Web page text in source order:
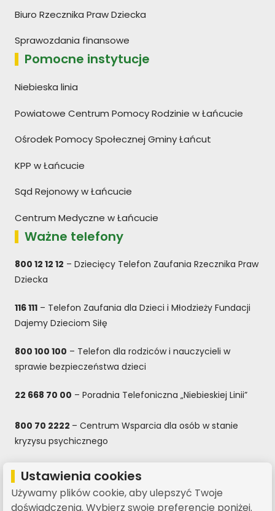
Biuro Rzecznika Praw Dziecka
Sprawozdania finansowe
Pomocne instytucje
Niebieska linia
Powiatowe Centrum Pomocy Rodzinie w Łańcucie
Ośrodek Pomocy Społecznej Gminy Łańcut
KPP w Łańcucie
Sąd Rejonowy w Łańcucie
Centrum Medyczne w Łańcucie
Ważne telefony
800 12 12 12 – Dziecięcy Telefon Zaufania Rzecznika Praw
Dziecka
116 111 – Telefon Zaufania dla Dzieci i Młodzieży Fundacji
Dajemy Dzieciom Siłę
800 100 100 – Telefon dla rodziców i nauczycieli w
sprawie bezpieczeństwa dzieci
22 668 70 00 – Poradnia Telefoniczna „Niebieskiej Linii”
800 70 2222 – Centrum Wsparcia dla osób w stanie
kryzysu psychicznego
800 080 222
– Całodobowa bezpłatna infolinia dla dzieci
i młodzieży, rodziców oraz nauczycieli
Ustawienia cookies
Używamy plików cookie, aby ulepszyć Twoje
doświadczenia. Wybierz swoje preferencje poniżej.